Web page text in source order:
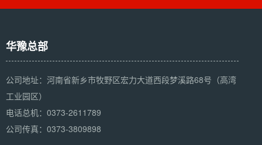
华豫总部
公司地址：河南省新乡市牧野区宏力大道西段梦溪路68号（高湾
工业园区）
电话总机：0373-2611789
公司传真：0373-3809898